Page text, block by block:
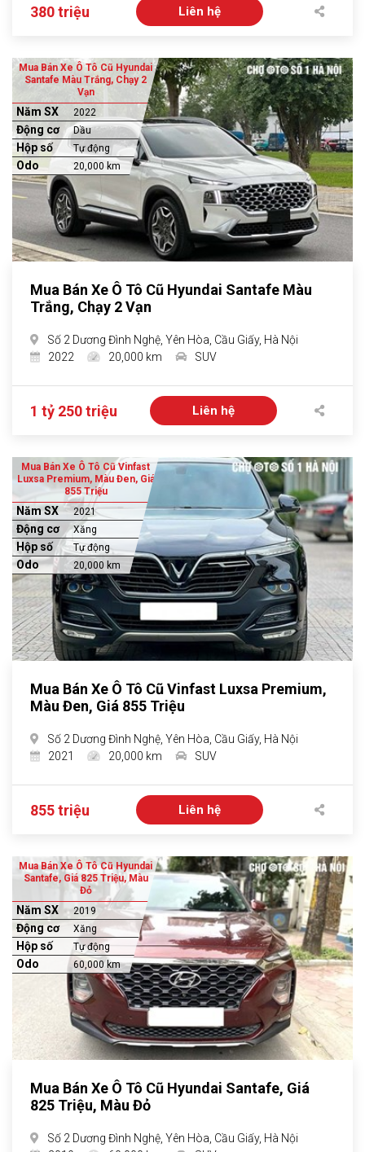
380 triệu Liên hệ
Mua Bán Xe Ô Tô Cũ Hyundai
Santafe Màu Trắng, Chạy 2
Vạn
Năm SX 2022
Động cơ Dầu
Hộp số Tự động
Odo 20,000 km
Mua Bán Xe Ô Tô Cũ Hyundai Santafe Màu
Trắng, Chạy 2 Vạn
Số 2 Dương Đình Nghệ, Yên Hòa, Cầu Giấy, Hà Nội
2022
20,000 km SUV
1 tỷ 250 triệu Liên hệ
Mua Bán Xe Ô Tô Cũ Vinfast
Luxsa Premium, Màu Đen, Giá
855 Triệu
Năm SX 2021
Động cơ Xăng
Hộp số Tự động
Odo 20,000 km
Mua Bán Xe Ô Tô Cũ Vinfast Luxsa Premium,
Màu Đen, Giá 855 Triệu
Số 2 Dương Đình Nghệ, Yên Hòa, Cầu Giấy, Hà Nội
2021
20,000 km SUV
855 triệu Liên hệ
Mua Bán Xe Ô Tô Cũ Hyundai
Santafe, Giá 825 Triệu, Màu
Đỏ
Năm SX 2019
Động cơ Xăng
Hộp số Tự động
Odo 60,000 km
Mua Bán Xe Ô Tô Cũ Hyundai Santafe, Giá
825 Triệu, Màu Đỏ
Số 2 Dương Đình Nghệ, Yên Hòa, Cầu Giấy, Hà Nội